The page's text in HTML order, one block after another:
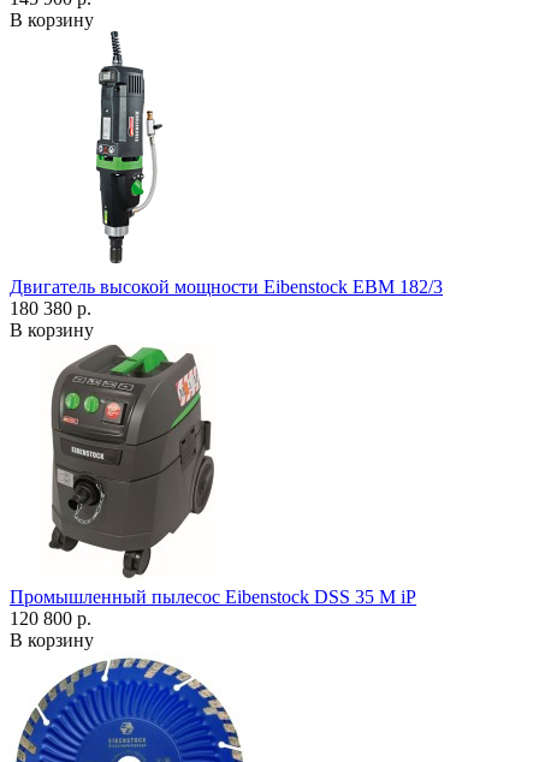
В корзину
Двигатель высокой мощности Eibenstock EBM 182/3
180 380 р.
В корзину
Промышленный пылесос Eibenstock DSS 35 M iP
120 800 р.
В корзину